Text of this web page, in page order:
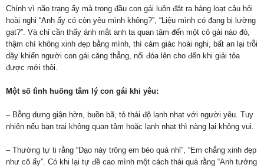
Chính vì não trạng ấy mà trong đầu con gái luôn đặt ra hàng loạt câu hỏi
hoài nghi “Anh ấy có còn yêu mình không?”, “Liệu mình có đang bị lường
gạt?”. Và chỉ cần thấy ánh mắt anh ta quan tâm đến một cô gái nào đó,
thậm chí không xinh đẹp bằng mình, thì cảm giác hoài nghi, bất an lại trỗi
dậy khiến người con gái căng thẳng, nổi đóa lên cho đến khi giải tỏa
được mới thôi.
Một số tình huống tâm lý con gái khi yêu:
– Bỗng dưng giận hờn, buồn bã, tỏ thái độ lạnh nhạt với người yêu. Tuy
nhiên nếu bạn trai không quan tâm hoặc lạnh nhạt thì nàng lại không vui.
– Thường tự ti rằng “Dạo này trông em béo quá nhỉ”, “Em chẳng xinh đẹp
như cô ấy”. Có khi lại tự đề cao mình một cách thái quá rằng “Anh tưởng